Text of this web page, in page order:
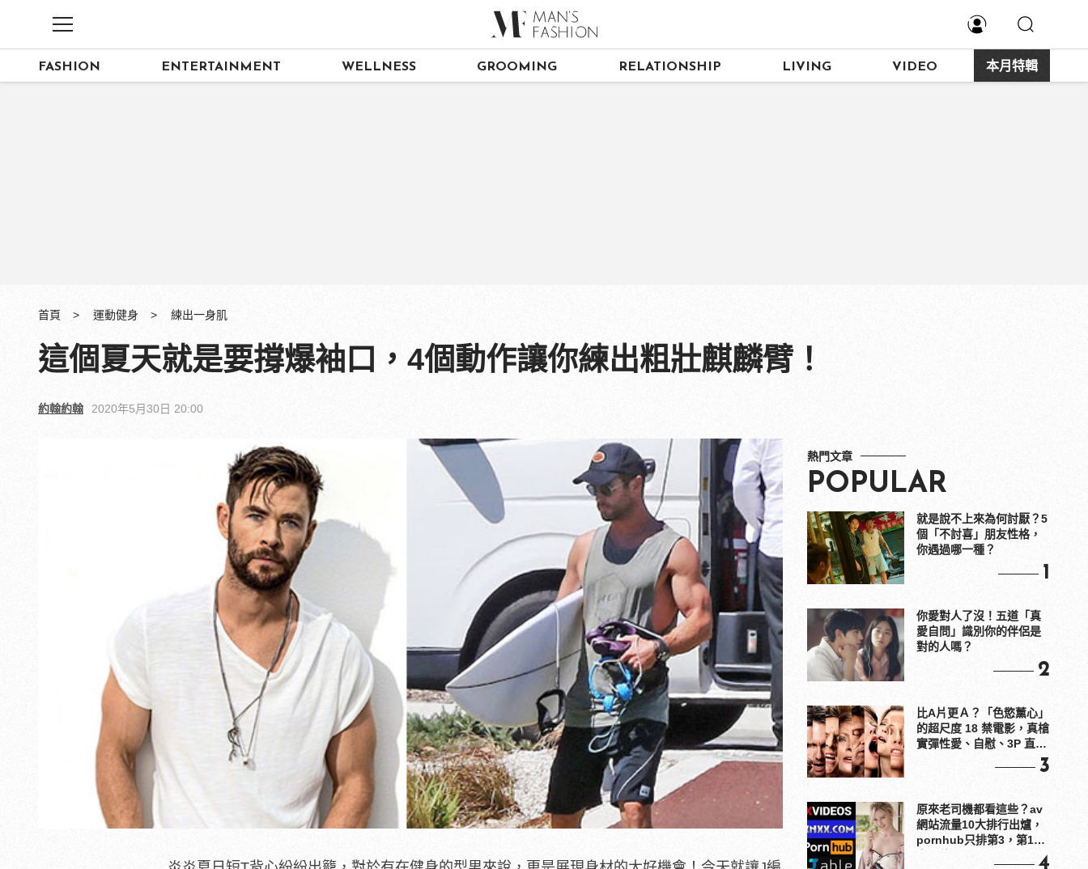
FASHION ENTERTAINMENT WELLNESS GROOMING RELATIONSHIP LIVING VIDEO 本月特輯
首頁 運動健身 練出一身肌
這個夏天就是要撐爆袖口，4個動作讓你練出粗壯麒麟臂！
約翰約翰 2020年5月30日 20:00
熱門文章
POPULAR
就是說不上來為何討厭？5
個「不討喜」朋友性格，
你遇過哪一種？
1
你愛對人了沒！五道「真
愛自問」識別你的伴侶是
對的人嗎？
2
比A片更Ａ？「色慾薰心」
的超尺度 18 禁電影，真槍
實彈性愛、自慰、3P 直接
3
原來老司機都看這些？av
網站流量10大排行出爐，
pornhub只排第3，第1名
4